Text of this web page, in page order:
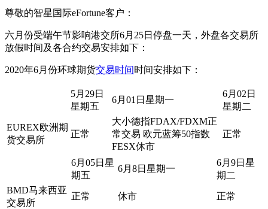
尊敬的智星国际eFortune客户：
六月份受端午节影响港交所6月25日停盘一天，外盘各交易所
放假时间及各合约交易安排如下：
2020年6月份环球期货交易时间时间安排如下：
5月29日
星期五
6月01日星期一
6月02日
星期二
EUREX欧洲期
货交易所
正常
大小德指FDAX/FDXM正
常交易 欧元蓝筹50指数
FESX休市
正常
6月05日星
期五
6月8日星期一
6月9日星
期二
BMD马来西亚
交易所
正常 休市 正常